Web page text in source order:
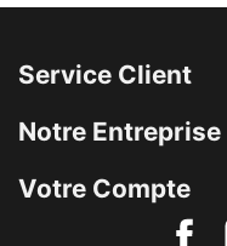
Service Client
Notre Entreprise
Votre Compte